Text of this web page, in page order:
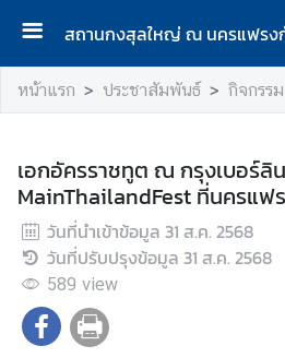
สถานกงสุลใหญ่ ณ นครแฟรง
ห
น้
ร
ก
ป
ร
ก
หน้าแรก ประชาสัมพันธ์ กิจกรรม
เอกอัครราชทูต ณ กรุงเบอร์ลิ
MainThailandFest ที่นครแฟ
วันที่นำเข้าข้อมูล 31 ส.ค. 2568
วันที่ปรับปรุงข้อมูล 31 ส.ค. 2568
589 view